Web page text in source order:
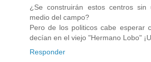
¿Se construirán estos centros
medio del campo?
Pero de los politicos cabe esperar
decían en el viejo "Hermano Lobo"
Responder